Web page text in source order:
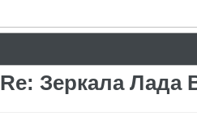
Re: Зеркала Лада